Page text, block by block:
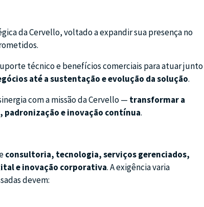
da Cervello, voltado a expandir sua presença no
técnico e benefícios comerciais para atuar junto
até a sustentação e evolução da solução.
com a missão da Cervello — transformar a
e inovação contínua.
consultoria, tecnologia, serviços gerenciados,
e inovação corporativa. A exigência varia
devem: